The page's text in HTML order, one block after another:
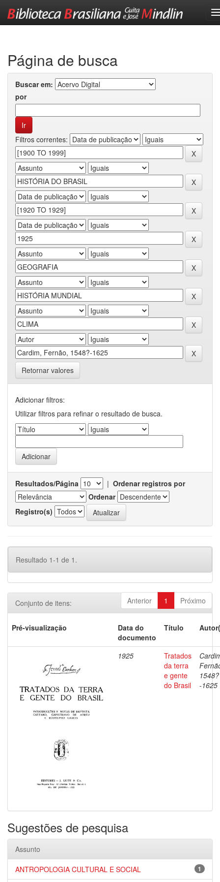
Página de busca
Buscar em:
por
Filtros correntes:
Retornar valores
Adicionar filtros:
Utilizar filtros para refinar o resultado de busca.
Resultados/Página | Ordenar registros por
Ordenar
Registro(s)
Resultado 1-1 de 1.
Anterior 1 Próximo
Conjunto de itens:
Pré-visualização
Data do
documento
Título
1925
Tratados
da terra
e gente
do Brasil
1548?
-1625
Sugestões de pesquisa
Assunto
1
ANTROPOLOGIA CULTURAL E SOCIAL